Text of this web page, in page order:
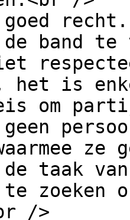
band te
is
om
geen
taak
te zoeken
/>